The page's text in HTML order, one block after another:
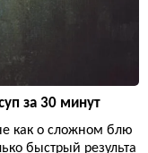
за 30 минут
как о сложном блю
быстрый результа